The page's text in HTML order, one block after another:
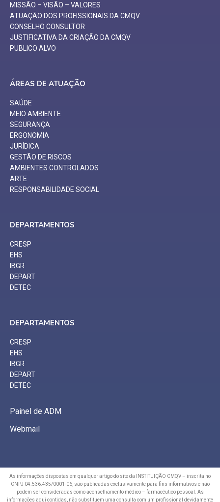
MISSÃO – VISÃO – VALORES
ATUAÇÃO DOS PROFISSIONAIS DA CMQV
CONSELHO CONSULTOR
JUSTIFICATIVA DA CRIAÇÃO DA CMQV
PUBLICO ALVO
ÁREAS DE ATUAÇÃO
SAÚDE
MEIO AMBIENTE
SEGURANÇA
ERGONOMIA
JURÍDICA
GESTÃO DE RISCOS
AMBIENTES CONTROLADOS
ARTE
RESPONSABILIDADE SOCIAL
DEPARTAMENTOS
CRESP
EHS
IBGR
DEPART
DETEC
DEPARTAMENTOS
CRESP
EHS
IBGR
DEPART
DETEC
Painel de ADM
Webmail
As informações dispostas em qualquer artigo do site da INSTITUIÇÃO CMQV – inscrita no
CNPJ 04.536.435/0001-06, são publicadas exclusivamente para fins informativos e não
podem ser consideradas como aconselhamento médico – farmacêutico pessoal. As
informações aqui contidas, não substituem uma consulta com um profissional devidamente